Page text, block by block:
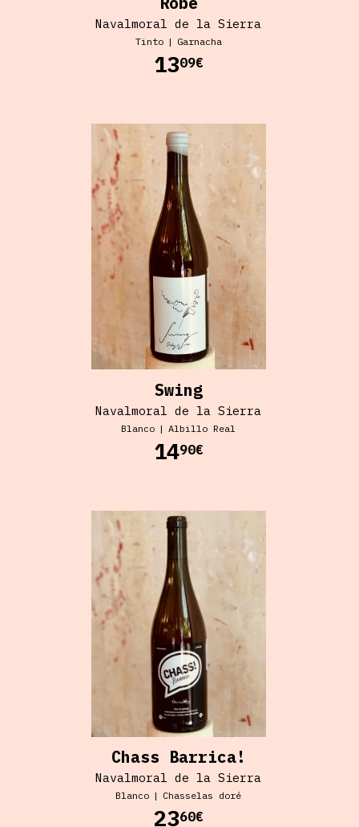
Navalmoral de la Sierra
Tinto | Garnacha
1309€
Swing
Navalmoral de la Sierra
Blanco | Albillo Real
1490€
Chass Barrica!
Navalmoral de la Sierra
Blanco | Chasselas doré
2360€